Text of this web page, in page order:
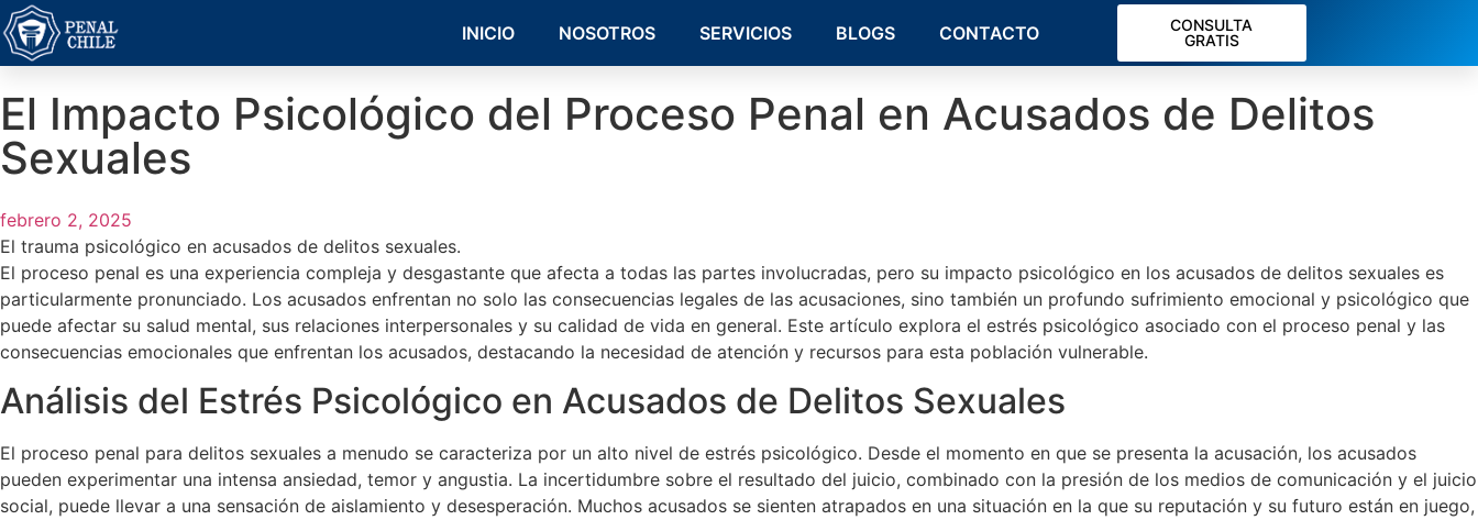
INICIO NOSOTROS SERVICIOS BLOGS CONTACTO
CONSULTA
GRATIS
El Impacto Psicológico del Proceso Penal en Acusados de Delitos
Sexuales
febrero 2, 2025
El trauma psicológico en acusados de delitos sexuales.
El proceso penal es una experiencia compleja y desgastante que afecta a todas las partes involucradas, pero su impacto psicológico en los acusados de delitos sexuales es
particularmente pronunciado. Los acusados enfrentan no solo las consecuencias legales de las acusaciones, sino también un profundo sufrimiento emocional y psicológico que
puede afectar su salud mental, sus relaciones interpersonales y su calidad de vida en general. Este artículo explora el estrés psicológico asociado con el proceso penal y las
consecuencias emocionales que enfrentan los acusados, destacando la necesidad de atención y recursos para esta población vulnerable.
Análisis del Estrés Psicológico en Acusados de Delitos Sexuales
El proceso penal para delitos sexuales a menudo se caracteriza por un alto nivel de estrés psicológico. Desde el momento en que se presenta la acusación, los acusados
pueden experimentar una intensa ansiedad, temor y angustia. La incertidumbre sobre el resultado del juicio, combinado con la presión de los medios de comunicación y el juicio
social, puede llevar a una sensación de aislamiento y desesperación. Muchos acusados se sienten atrapados en una situación en la que su reputación y su futuro están en juego,